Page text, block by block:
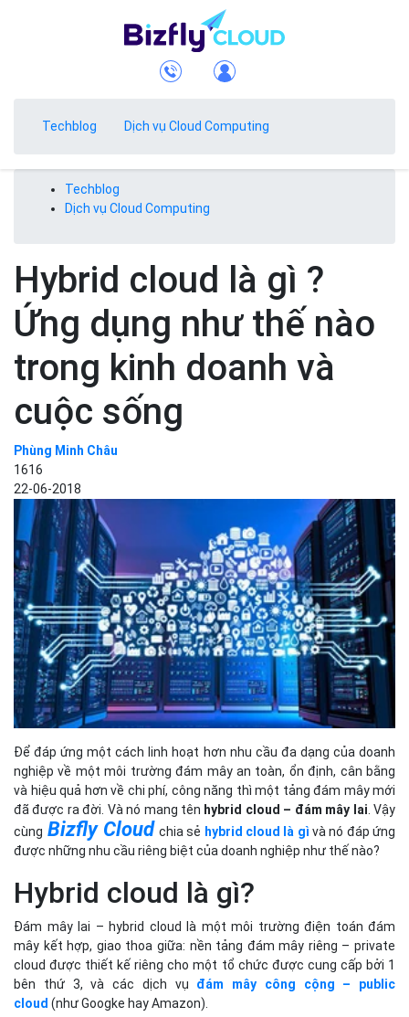
Techblog Dịch vụ Cloud Computing
Techblog
Dịch vụ Cloud Computing
Hybrid cloud là gì ?
Ứng dụng như thế nào
trong kinh doanh và
cuộc sống
Phùng Minh Châu
1616
22-06-2018
Để đáp ứng một cách linh hoạt hơn nhu cầu đa dạng của doanh
nghiệp về một môi trường đám mây an toàn, ổn định, cân bằng
và hiệu quả hơn về chi phí, công năng thì một tảng đám mây mới
đã được ra đời. Và nó mang tên hybrid cloud – đám mây lai . Vậy
cùng Bizfly Cloud chia sẻ hybrid cloud là gì và nó đáp ứng
được những nhu cầu riêng biệt của doanh nghiệp như thế nào?
Hybrid cloud là gì?
Đám mây lai – hybrid cloud là một môi trường điện toán đám
mây kết hợp, giao thoa giữa: nền tảng đám mây riêng – private
cloud được thiết kế riêng cho một tổ chức được cung cấp bởi 1
bên thứ 3, và các dịch vụ đám mây công cộng – public
cloud (như Googke hay Amazon).